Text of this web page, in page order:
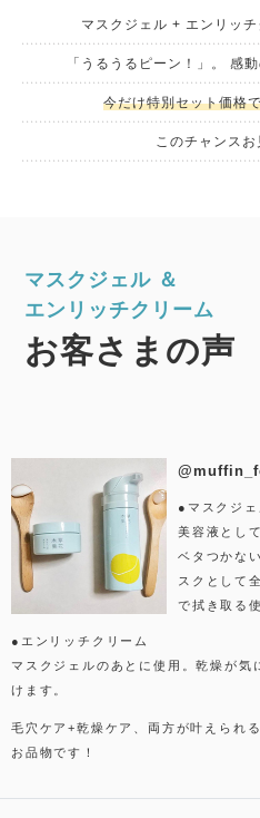
マスクジェル + エンリッ
「うるうるピーン！」。 感
今だけ特別セット価格
このチャンスお
マスクジェル ＆
エンリッチクリーム
お客さまの声
●マスクジェ
美容液とし
ベタつかな
スクとして
で拭き取る
●エンリッチクリーム
マスクジェルのあとに使用。乾燥が気
けます。
毛穴ケア+乾燥ケア、両方が叶えられ
お品物です！